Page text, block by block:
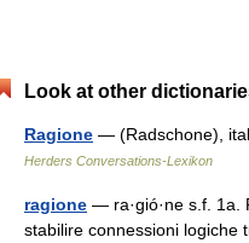
Look at other
Ragione — (Radschone),
Herders Conversations-Lexikon
ragione — ra·gió·ne s.f. 1a.
stabilire connessioni logiche